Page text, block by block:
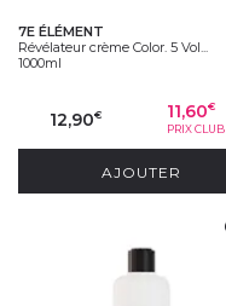
7E ÉLÉMENT
Révélateur crème Color. 5 Vol...
1000ml
12,90€ 11,60€
PRIX CLUB
AJOUTER